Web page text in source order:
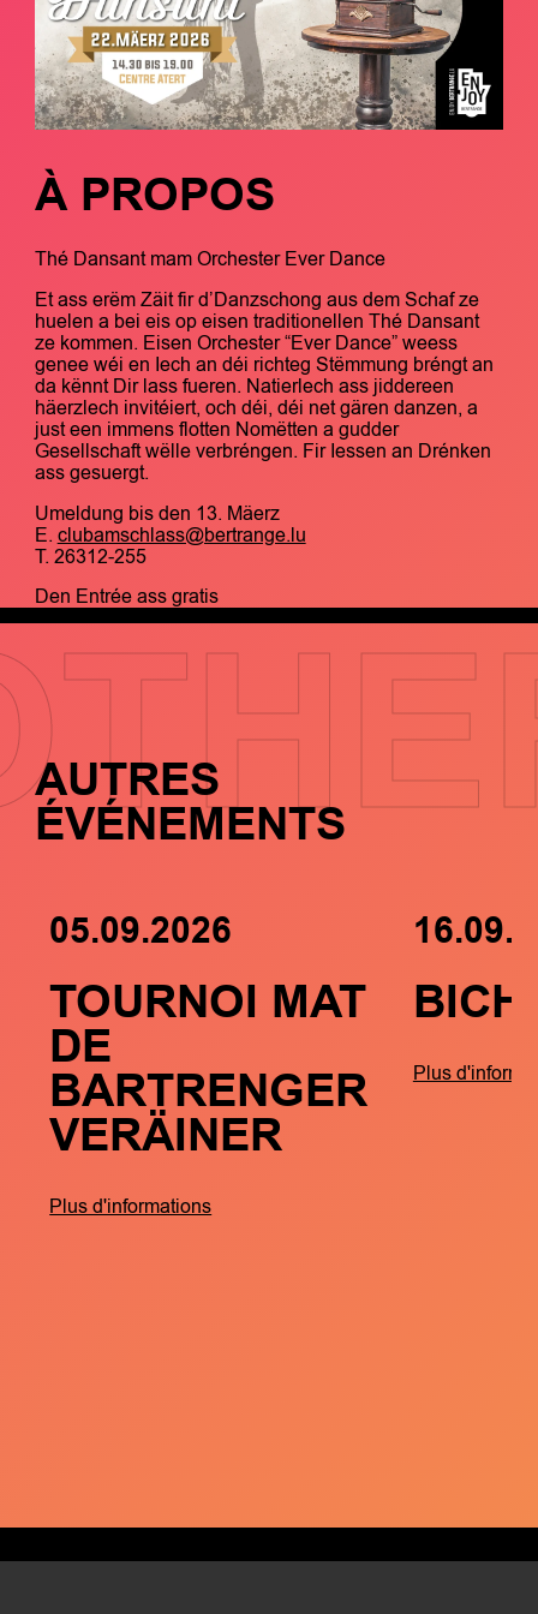
À PROPOS
Thé Dansant mam Orchester Ever Dance
Et ass erëm Zäit fir d’Danzschong aus dem Schaf ze
huelen a bei eis op eisen traditionellen Thé Dansant
ze kommen. Eisen Orchester “Ever Dance” weess
genee wéi en Iech an déi richteg Stëmmung bréngt an
da kënnt Dir lass fueren. Natierlech ass jiddereen
häerzlech invitéiert, och déi, déi net gären danzen, a
just een immens flotten Nomëtten a gudder
Gesellschaft wëlle verbréngen. Fir Iessen an Drénken
ass gesuergt.
Umeldung bis den 13. Mäerz
E. clubamschlass@bertrange.lu
T. 26312-255
Den Entrée ass gratis
AUTRES
ÉVÉNEMENTS
05.09.2026
TOURNOI MAT
DE
BARTRENGER
VERÄINER
Plus d'informations
Plus